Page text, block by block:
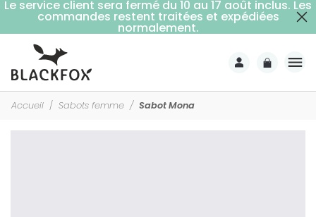
Livraison offerte dès 59€ d'achats (point relais)
Accueil Sabots femme Sabot Mona
Le service client sera fermé du 10 au 17 août inclus. Les
commandes restent traitées et expédiées
normalement.